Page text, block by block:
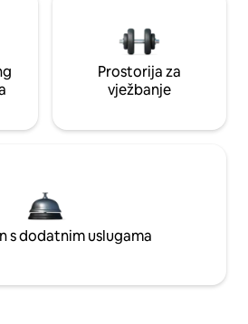
Prostorija za
vježbanje
s dodatnim uslugama